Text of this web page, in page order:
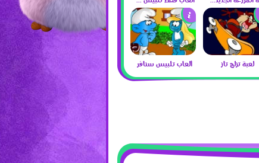
لعبة تزلج تاز العاب تلبيس سنافر